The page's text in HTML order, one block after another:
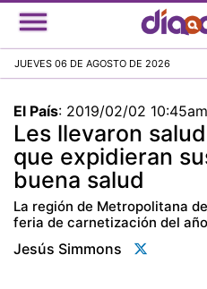
JUEVES 06 DE AGOSTO DE 2026
El País: 2019/02/02 10:45am
Les llevaron
que expidieran
buena salud
La región de Metropolitana
feria de carnetización del
Jesús Simmons